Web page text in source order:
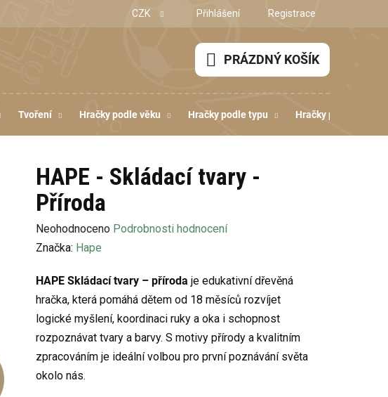
CZK Přihlášení Registrace
NÁKUPNÍ
KOŠÍK
PRÁZDNÝ KOŠÍK
Tvoření Hračky podle věku Hračky podle typu Hračky podle
HAPE - Skládací tvary -
Příroda
Průměrné
hodnocení
je
0,0
z
5
hvězdiček.
Neohodnoceno Podrobnosti hodnocení
Značka: Hape
HAPE Skládací tvary – příroda je edukativní dřevěná
hračka, která pomáhá dětem od 18 měsíců rozvíjet
logické myšlení, koordinaci ruky a oka i schopnost
rozpoznávat tvary a barvy. S motivy přírody a kvalitním
zpracováním je ideální volbou pro první poznávání světa
okolo nás.